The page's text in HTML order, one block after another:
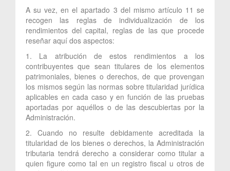
A su vez, en el apartado 3 del mismo artículo 11 se
recogen las reglas de individualización de los
rendimientos del capital, reglas de las que procede
reseñar aquí dos aspectos:
1. La atribución de estos rendimientos a los
contribuyentes que sean titulares de los elementos
patrimoniales, bienes o derechos, de que provengan
los mismos según las normas sobre titularidad jurídica
aplicables en cada caso y en función de las pruebas
aportadas por aquéllos o de las descubiertas por la
Administración.
2. Cuando no resulte debidamente acreditada la
titularidad de los bienes o derechos, la Administración
tributaria tendrá derecho a considerar como titular a
quien figure como tal en un registro fiscal u otros de